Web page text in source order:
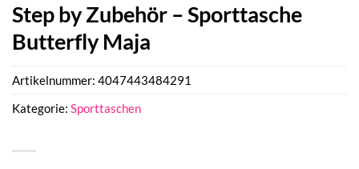
Step by Zubehör – Sporttasche
Butterfly Maja
Artikelnummer: 4047443484291
Kategorie: Sporttaschen